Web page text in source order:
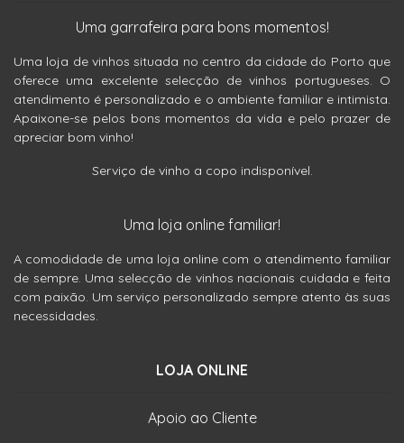
Uma garrafeira para bons momentos!
Uma loja de vinhos situada no centro da cidade do Porto que
oferece uma excelente selecção de vinhos portugueses. O
atendimento é personalizado e o ambiente familiar e intimista.
Apaixone-se pelos bons momentos da vida e pelo prazer de
apreciar bom vinho!
Serviço de vinho a copo indisponível.
Uma loja online familiar!
A comodidade de uma loja online com o atendimento familiar
de sempre. Uma selecção de vinhos nacionais cuidada e feita
com paixão. Um serviço personalizado sempre atento às suas
necessidades.
LOJA ONLINE
Apoio ao Cliente